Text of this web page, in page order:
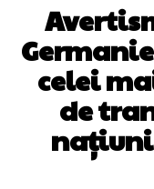
celei
de